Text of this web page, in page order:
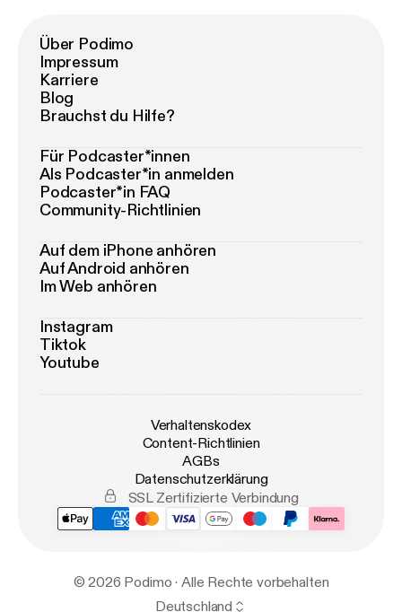
Über Podimo
Impressum
Karriere
Blog
Brauchst du Hilfe?
Für Podcaster*innen
Als Podcaster*in anmelden
Podcaster*in FAQ
Community-Richtlinien
Auf dem iPhone anhören
Auf Android anhören
Im Web anhören
Instagram
Tiktok
Youtube
Verhaltenskodex
Content-Richtlinien
AGBs
Datenschutzerklärung
SSL Zertifizierte Verbindung
© 2026 Podimo · Alle Rechte vorbehalten
Deutschland